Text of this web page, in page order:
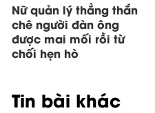
Nữ quản lý thẳng thắn
chê người đàn ông
được mai mối rồi từ
chối hẹn hò
Tin bài khác